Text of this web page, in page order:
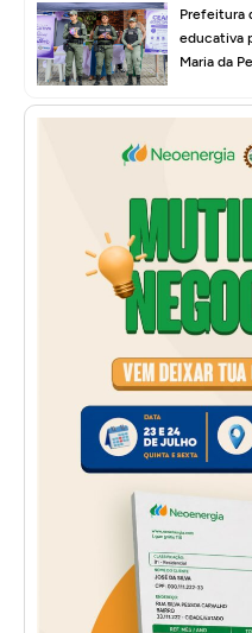
Prefeitura
educativa
Maria da